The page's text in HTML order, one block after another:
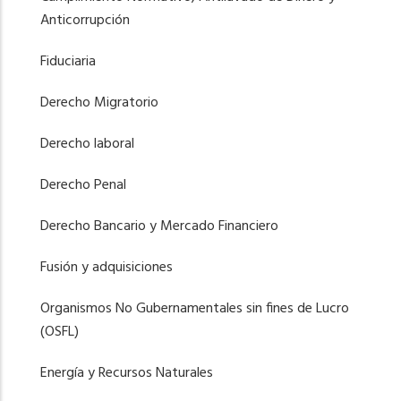
Anticorrupción
Fiduciaria
Derecho Migratorio
Derecho laboral
Derecho Penal
Derecho Bancario y Mercado Financiero
Fusión y adquisiciones
Organismos No Gubernamentales sin fines de Lucro
(OSFL)
Energía y Recursos Naturales